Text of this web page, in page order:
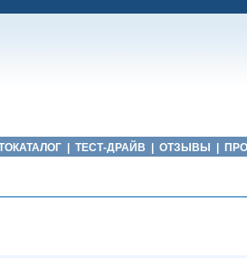
ТЕСТ-ДРАЙВ ОТЗЫВЫ